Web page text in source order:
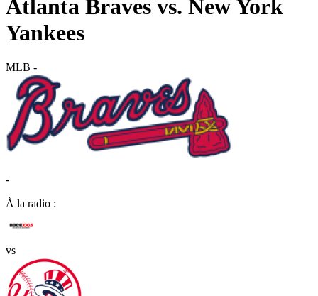
Atlanta Braves vs. New York
Yankees
MLB -
-
À la radio :
vs